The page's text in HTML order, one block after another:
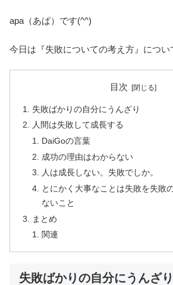
apa（あぱ）です(^^)
今日は『失敗についての考え方』につい
目次
失敗ばかりの自分にうんざり
人間は失敗して成長する
DaiGoの言葉
成功の理由はわからない
人は成長しない。失敗でしか。
とにかく大事なことは失敗を失敗
ないこと
まとめ
関連
失敗ばかりの自分にうんざり